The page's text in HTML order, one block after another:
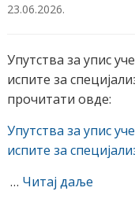
23.06.2026.
Упутства за упис
испите за
прочитати овде:
Упутства за упис
испите за
… Читај даље